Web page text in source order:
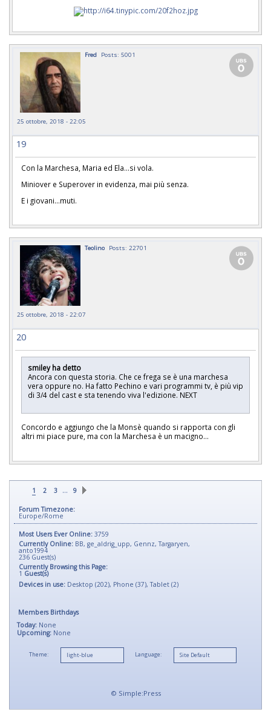
Fred Posts: 5001
25 ottobre, 2018 - 22:05
19
Con la Marchesa, Maria ed Ela...si vola.
Miniover e Superover in evidenza, mai più senza.
E i giovani...muti.
Teolino Posts: 22701
25 ottobre, 2018 - 22:07
20
smiley ha detto
Ancora con questa storia. Che ce frega se è una marchesa
vera oppure no. Ha fatto Pechino e vari programmi tv, è più vip
di 3/4 del cast e sta tenendo viva l'edizione. NEXT
Concordo e aggiungo che la Monsè quando si rapporta con gli
altri mi piace pure, ma con la Marchesa è un macigno...
1 2 3 … 9
Forum Timezone:
Europe/Rome
Most Users Ever Online: 3759
Currently Online: BB, ge_aldrig_upp, Gennz,Targaryen,
anto1994
236 Guest(s)
Currently Browsing this Page:
1 Guest(s)
Devices in use: Desktop (202), Phone (37), Tablet (2)
Members Birthdays
Today: None
Upcoming: None
Theme: Language:
© Simple:Press